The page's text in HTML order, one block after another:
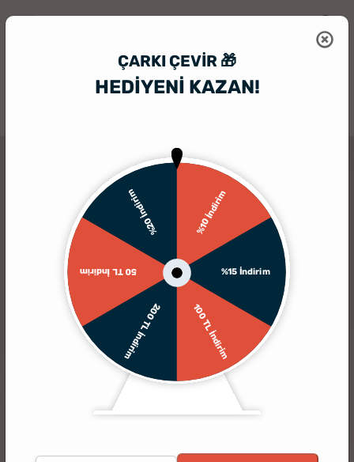
ÇARKI ÇEVIR 🎁
HEDİYENİ KAZAN!
%10 İndirim
%15 İndirim
100 TL İndirim
200 TL İndirim
50 TL İndirim
%20 İndirim